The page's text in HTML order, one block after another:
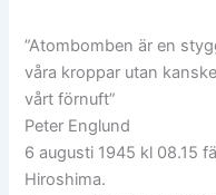
”Atombomben är en
våra kroppar utan
vårt förnuft”
Peter Englund
6 augusti 1945 kl 08.15
Hiroshima.